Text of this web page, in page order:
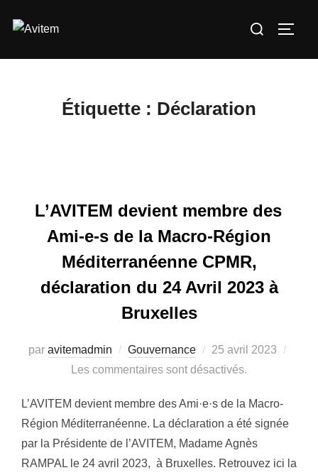
Rechercher :
Étiquette : Déclaration
L’AVITEM devient membre des
Ami-e-s de la Macro-Région
Méditerranéenne CPMR,
déclaration du 24 Avril 2023 à
Bruxelles
par avitemadmin Gouvernance
Publié
le
25 avril 2023
Les commentaires sont désactivés.
L’AVITEM devient membre des Ami·e·s de la Macro-
Région Méditerranéenne. La déclaration a été signée
par la Présidente de l’AVITEM, Madame Agnès
RAMPAL le 24 avril 2023, à Bruxelles. Retrouvez ici la